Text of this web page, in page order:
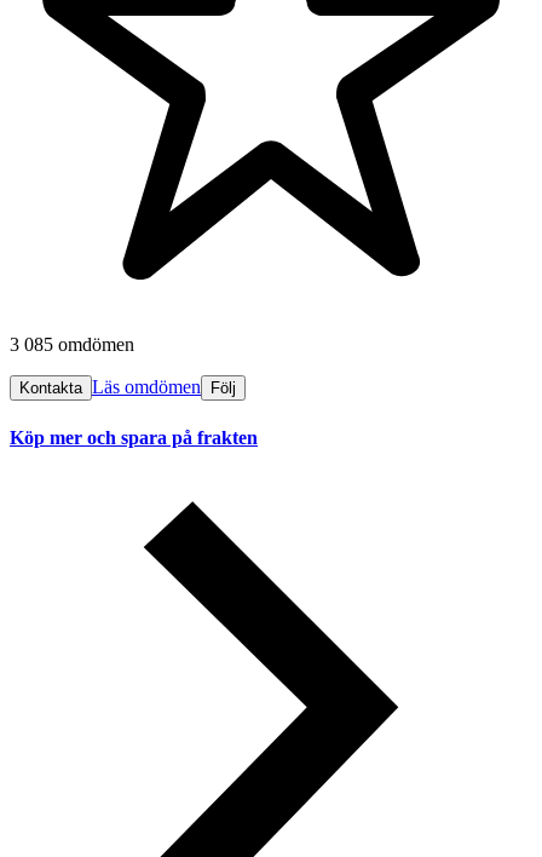
3 085 omdömen
Kontakta Läs omdömen Följ
Köp mer och spara på frakten